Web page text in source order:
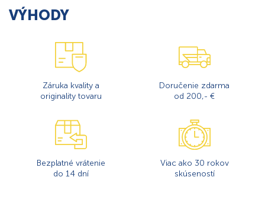
VÝHODY
Záruka kvality a
originality tovaru
Doručenie zdarma
od 200,- €
Bezplatné vrátenie
do 14 dní
Viac ako 30 rokov
skúseností